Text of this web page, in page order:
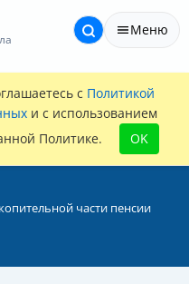
Меню
с Политикой
и с использованием
Политике.
OK
части пенсии